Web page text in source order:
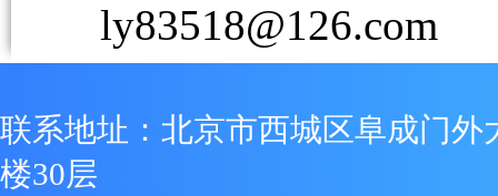
ly83518@126.com
联系地址：北京市西城区阜成门外
楼30层